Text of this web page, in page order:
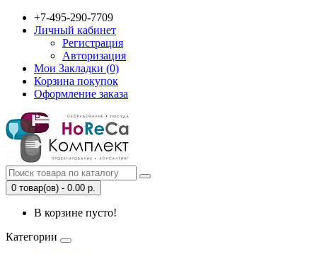
+7-495-290-7709
Личный кабинет
Регистрация
Авторизация
Мои Закладки (0)
Корзина покупок
Оформление заказа
0 товар(ов) - 0.00 р.
В корзине пусто!
Категории